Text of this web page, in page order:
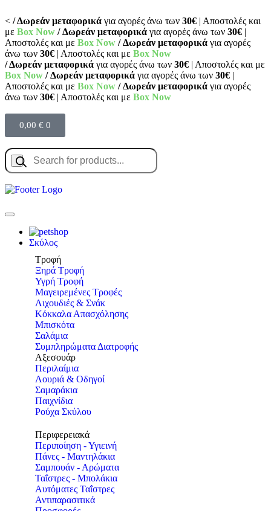
< / Δωρεάν μεταφορικά για αγορές άνω των 30€ | Αποστολές και
με Box Now / Δωρεάν μεταφορικά για αγορές άνω των 30€ |
Αποστολές και με Box Now / Δωρεάν μεταφορικά για αγορές
άνω των 30€ | Αποστολές και με Box Now
/ Δωρεάν μεταφορικά για αγορές άνω των 30€ | Αποστολές και με
Box Now / Δωρεάν μεταφορικά για αγορές άνω των 30€ |
Αποστολές και με Box Now / Δωρεάν μεταφορικά για αγορές
άνω των 30€ | Αποστολές και με Box Now
0,00 € 0
Σκύλος
Τροφή
Ξηρά Τροφή
Υγρή Τροφή
Μαγειρεμένες Τροφές
Λιχουδιές & Σνάκ
Κόκκαλα Απασχόλησης
Μπισκότα
Σαλάμια
Συμπληρώματα Διατροφής
Αξεσουάρ
Περιλαίμια
Λουριά & Οδηγοί
Σαμαράκια
Παιχνίδια
Ρούχα Σκύλου
Περιφερειακά
Περιποίηση - Υγιεινή
Πάνες - Μαντηλάκια
Σαμπουάν - Αρώματα
Ταΐστρες - Μπολάκια
Αυτόματες Ταΐστρες
Αντιπαρασιτικά